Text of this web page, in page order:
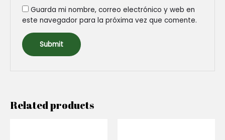
Guarda mi nombre, correo electrónico y web en
este navegador para la próxima vez que comente.
Related products